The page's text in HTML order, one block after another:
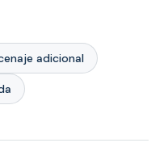
adicional